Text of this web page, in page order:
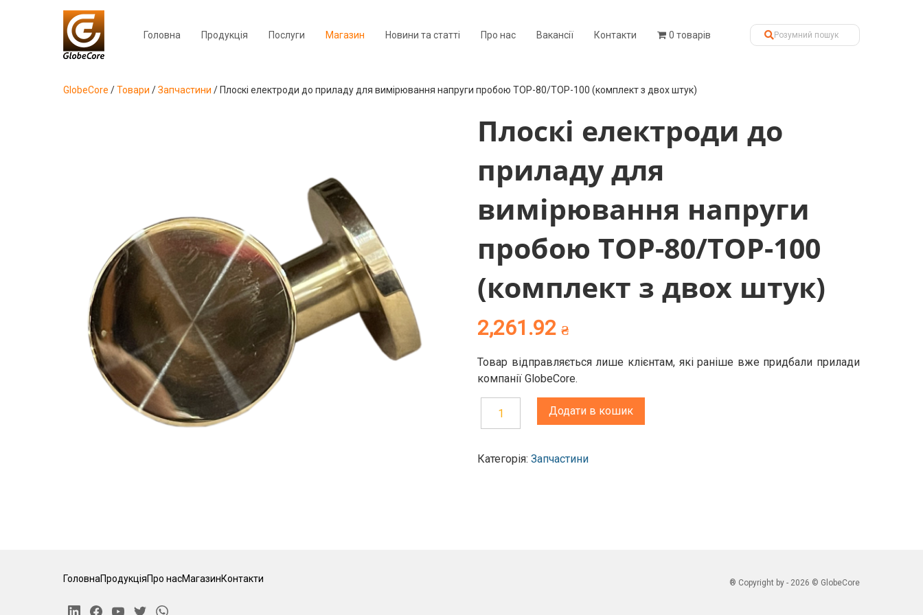
Головна Продукція Послуги Магазин Новини та статті Про нас Вакансії Контакти 0 товарів
GlobeCore /Товари /Запчастини / Плоскі електроди до приладу для вимірювання напруги пробою ТОР-80/ТОР-100 (комплект з двох штук)
Плоскі електроди до
приладу для
вимірювання напруги
пробою ТОР-80/ТОР-100
(комплект з двох штук)
2,261.92₴
Товар відправляється лише клієнтам, які раніше вже придбали прилади
компанії GlobeCore.
Плоскі
до
Додати в кошик
Категорія:Запчастини
ГоловнаПродукціяПро насМагазинКонтакти ® Copyright by - 2026 © GlobeCore